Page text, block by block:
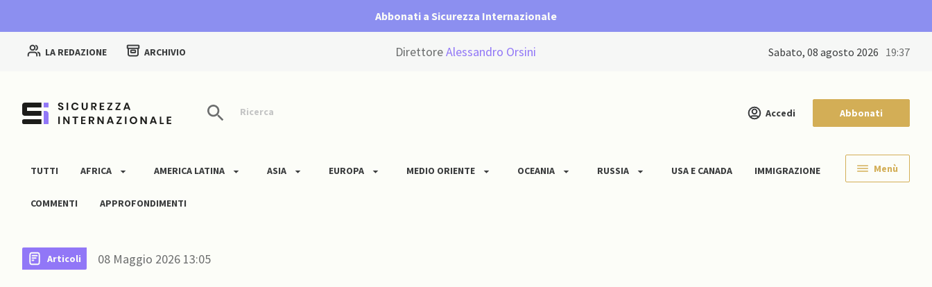
Abbonati a Sicurezza Internazionale
LA REDAZIONE ARCHIVIO DirettoreAlessandro Orsini sabato, 08 agosto 2026 19:37
Ricerca Accedi Abbonati
TUTTI AFRICA AMERICA LATINA ASIA EUROPA MEDIO ORIENTE OCEANIA RUSSIA USA E CANADA IMMIGRAZIONE
COMMENTI APPROFONDIMENTI
Menù
Articoli 08 Maggio 2026 13:05